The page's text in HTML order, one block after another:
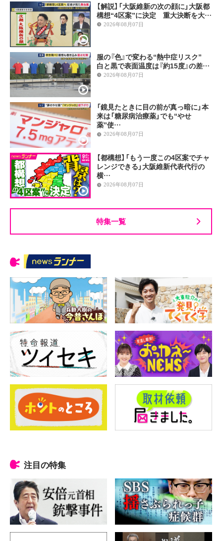
【解説】「大阪維新の次の顔に」大阪都
構想“4区案”に決定 重大決断を大…
2026年08月07日
服の『色』で変わる“熱中症リスク”
白と黒で表面温度は『約15度』の差…
2026年08月07日
「鏡見たときに目の前が真っ暗に」本
来は「糖尿病治療薬」でも“やせ
薬”使…
2026年08月07日
【都構想】「もう一度この4区案でチャ
レンジできる」大阪維新代表代行の
横…
2026年08月07日
特集一覧
注目の特集